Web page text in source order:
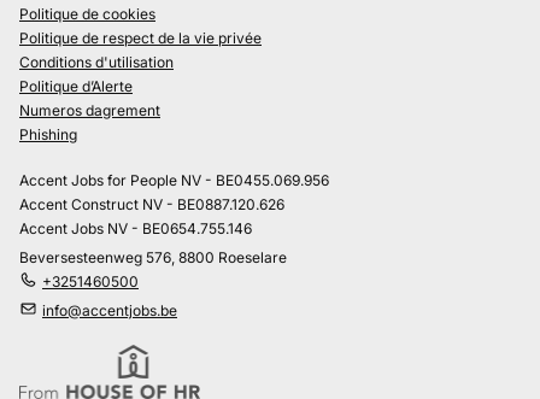
Politique de cookies
Politique de respect de la vie privée
Conditions d'utilisation
Politique d’Alerte
Numeros dagrement
Phishing
Accent Jobs for People NV - BE0455.069.956
Accent Construct NV - BE0887.120.626
Accent Jobs NV - BE0654.755.146
Beversesteenweg 576, 8800 Roeselare
+3251460500
info@accentjobs.be